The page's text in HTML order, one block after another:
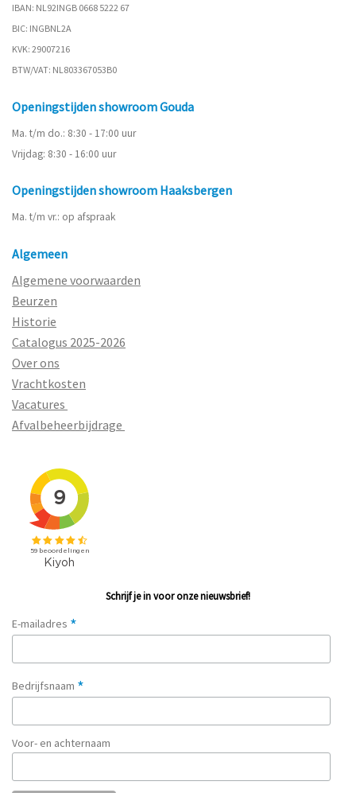
IBAN: NL92INGB 0668 5222 67
BIC: INGBNL2A
KVK: 29007216
BTW/VAT: NL803367053B0
Openingstijden showroom Gouda
Ma. t/m do.: 8:30 - 17:00 uur
Vrijdag: 8:30 - 16:00 uur
Openingstijden showroom Haaksbergen
Ma. t/m vr.: op afspraak
Algemeen
Algemene voorwaarden
Beurzen
Historie
Catalogus 2025-2026
Over ons
Vrachtkosten
Vacatures
Afvalbeheerbijdrage
Schrijf je in voor onze nieuwsbrief!
E-mailadres *
Bedrijfsnaam *
Voor- en achternaam